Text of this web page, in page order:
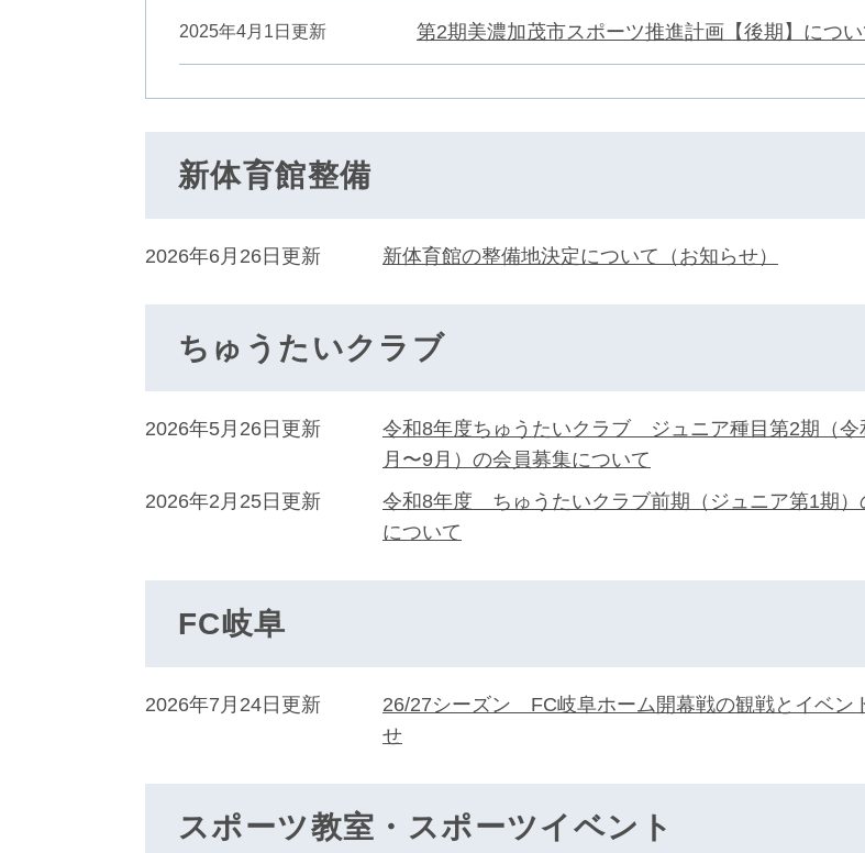
2025年4月1日更新 第2期美濃加茂市スポーツ推進計画【後期】につい
新体育館整備
2026年6月26日更新 新体育館の整備地決定について（お知らせ）
ちゅうたいクラブ
2026年5月26日更新
令和8年度ちゅうたいクラブ ジュニア種目第2期（令
月〜9月）の会員募集について
2026年2月25日更新
令和8年度 ちゅうたいクラブ前期（ジュニア第1期）
について
FC岐阜
2026年7月24日更新
26/27シーズン FC岐阜ホーム開幕戦の観戦とイベン
せ
スポーツ教室・スポーツイベント